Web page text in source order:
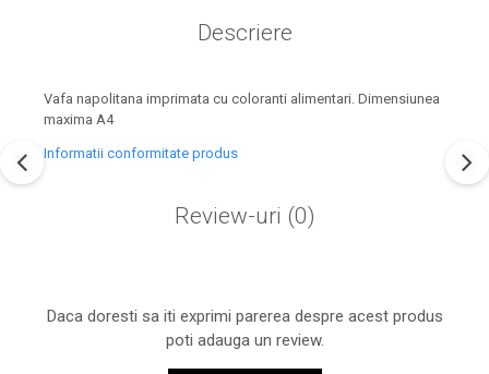
Descriere
Vafa napolitana imprimata cu coloranti alimentari. Dimensiunea
maxima A4
Informatii conformitate produs
Review-uri (0)
Daca doresti sa iti exprimi parerea despre acest produs
poti adauga un review.